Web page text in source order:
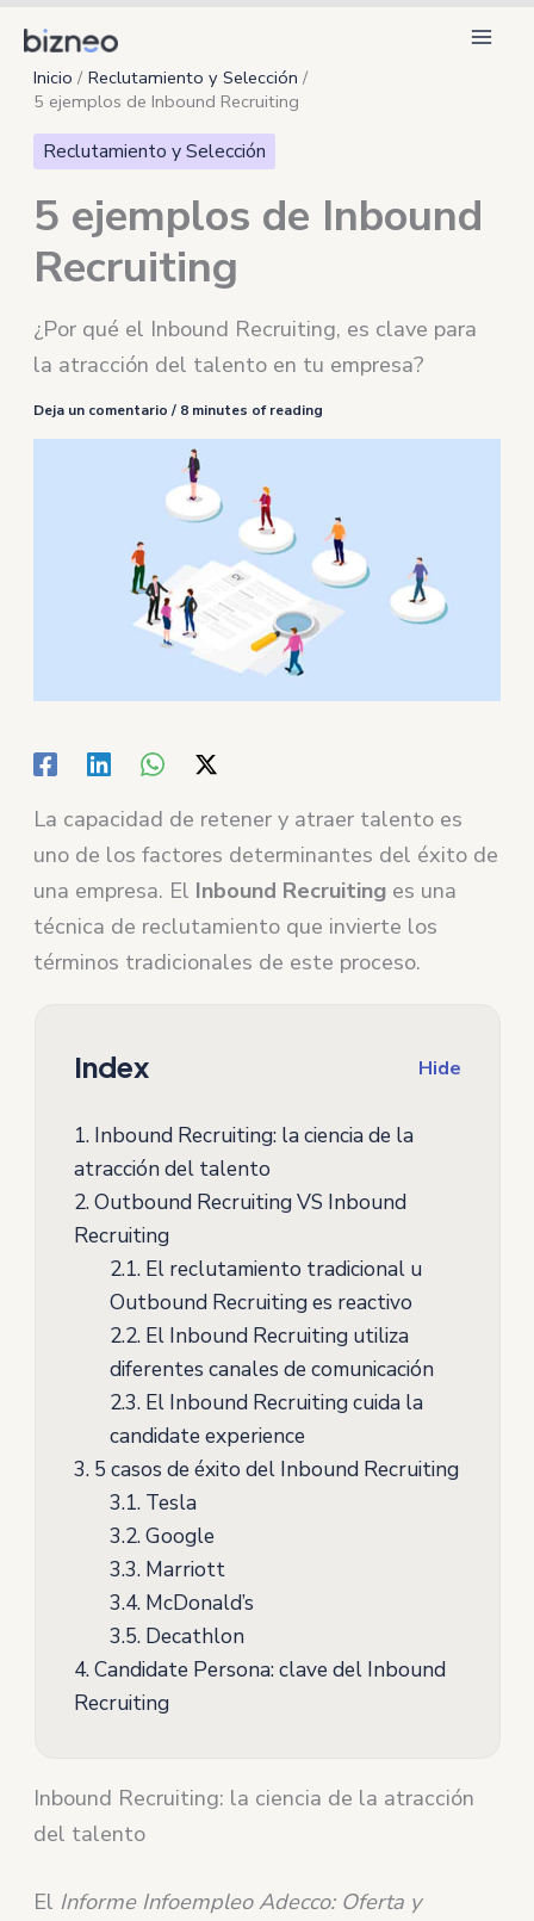
contenido
Inicio
Reclutamiento y Selección
5 ejemplos de Inbound Recruiting
Reclutamiento y Selección
5 ejemplos de Inbound
Recruiting
¿Por qué el Inbound Recruiting, es clave para
la atracción del talento en tu empresa?
Deja un comentario / 8 minutes of reading
La capacidad de retener y atraer talento es
uno de los factores determinantes del éxito de
una empresa. El Inbound Recruiting es una
técnica de reclutamiento que invierte los
términos tradicionales de este proceso.
Index Hide
1.Inbound Recruiting: la ciencia de la
atracción del talento
2.Outbound Recruiting VS Inbound
Recruiting
2.1.El reclutamiento tradicional u
Outbound Recruiting es reactivo
2.2.El Inbound Recruiting utiliza
diferentes canales de comunicación
2.3.El Inbound Recruiting cuida la
candidate experience
3.5 casos de éxito del Inbound Recruiting
3.1.Tesla
3.2.Google
3.3.Marriott
3.4.McDonald’s
3.5.Decathlon
4.Candidate Persona: clave del Inbound
Recruiting
Inbound Recruiting: la ciencia de la atracción
del talento
El Informe Infoempleo Adecco: Oferta y